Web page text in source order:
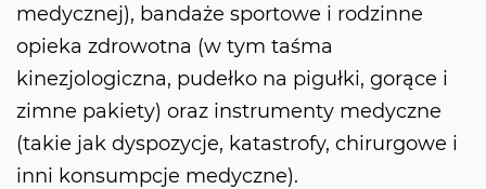
medycznej), bandaże sportowe i rodzinne
opieka zdrowotna (w tym taśma
kinezjologiczna, pudełko na pigułki, gorące i
zimne pakiety) oraz instrumenty medyczne
(takie jak dyspozycje, katastrofy, chirurgowe i
inni konsumpcje medyczne).